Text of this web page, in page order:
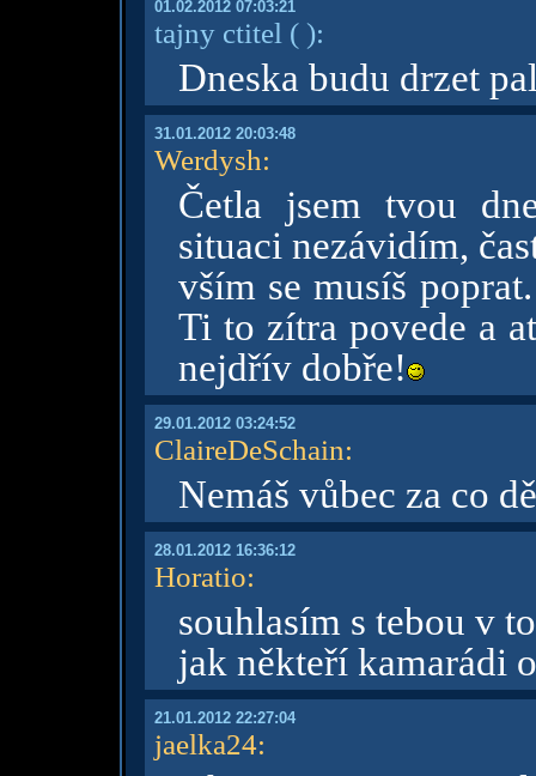
01.02.2012 07:03:21
tajny ctitel ( ):
Dneska budu drzet
31.01.2012 20:03:48
Werdysh:
Četla jsem tvou
situaci nezávidím,
vším se musíš
Ti to zítra povede a
nejdřív dobře!
29.01.2012 03:24:52
ClaireDeSchain:
Nemáš vůbec za co
28.01.2012 16:36:12
Horatio:
souhlasím s tebou v
jak někteří kamarádi
21.01.2012 22:27:04
jaelka24: